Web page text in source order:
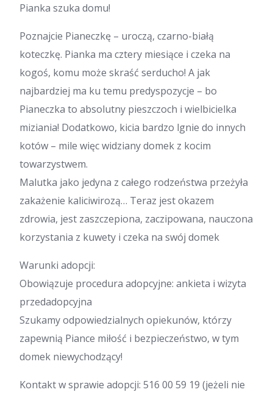
Pianka szuka domu!
Poznajcie Pianeczkę – uroczą, czarno-białą
koteczkę. Pianka ma cztery miesiące i czeka na
kogoś, komu może skraść serducho! A jak
najbardziej ma ku temu predyspozycje – bo
Pianeczka to absolutny pieszczoch i wielbicielka
miziania! Dodatkowo, kicia bardzo lgnie do innych
kotów – mile więc widziany domek z kocim
towarzystwem.
Malutka jako jedyna z całego rodzeństwa przeżyła
zakażenie kaliciwirozą… Teraz jest okazem
zdrowia, jest zaszczepiona, zaczipowana, nauczona
korzystania z kuwety i czeka na swój domek
Warunki adopcji:
Obowiązuje procedura adopcyjne: ankieta i wizyta
przedadopcyjna
Szukamy odpowiedzialnych opiekunów, którzy
zapewnią Piance miłość i bezpieczeństwo, w tym
domek niewychodzący!
Kontakt w sprawie adopcji: 516 00 59 19 (jeżeli nie